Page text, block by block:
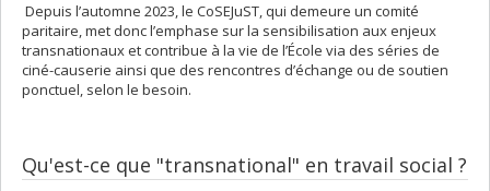
Depuis l’automne 2023, le CoSEJuST, qui demeure un comité
paritaire, met donc l’emphase sur la sensibilisation aux enjeux
transnationaux et contribue à la vie de l’École via des séries de
ciné-causerie ainsi que des rencontres d’échange ou de soutien
ponctuel, selon le besoin.
Qu'est-ce que "transnational" en travail social ?